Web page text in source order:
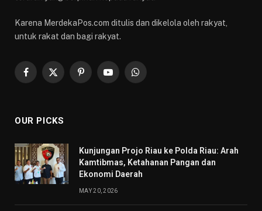
Karena MerdekaPos.com ditulis dan dikelola oleh rakyat,
untuk rakat dan bagi rakyat.
Facebook
X
PinterestYouTubeWhatsApp
OUR PICKS
Kunjungan Projo Riau ke Polda Riau: Arah
Kamtibmas, Ketahanan Pangan dan
Ekonomi Daerah
MAY 20, 2026